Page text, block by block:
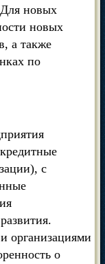
новых
новых
а также
по
с
организациями
о